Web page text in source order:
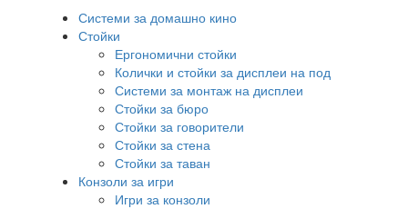
Системи за домашно кино
Стойки
Ергономични стойки
Колички и стойки за дисплеи на под
Системи за монтаж на дисплеи
Стойки за бюро
Стойки за говорители
Стойки за стена
Стойки за таван
Конзоли за игри
Игри за конзоли